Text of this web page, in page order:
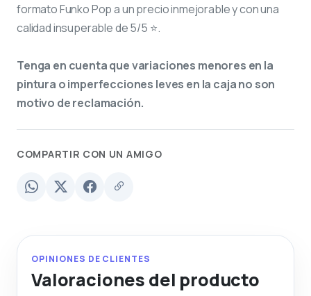
formato Funko Pop a un precio inmejorable y con una
calidad insuperable de 5/5 ⭐.
Tenga en cuenta que variaciones menores en la
pintura o imperfecciones leves en la caja no son
motivo de reclamación.
COMPARTIR CON UN AMIGO
OPINIONES DE CLIENTES
Valoraciones del producto